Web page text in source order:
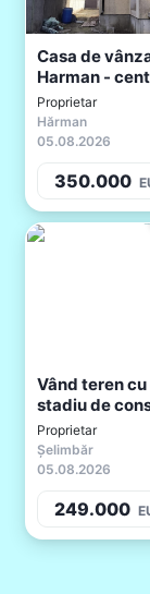
Casa de
Harman -
Proprietar
Hărman
05.08.2026
350.000
Vând teren cu
stadiu de
Proprietar
Șelimbăr
05.08.2026
249.000